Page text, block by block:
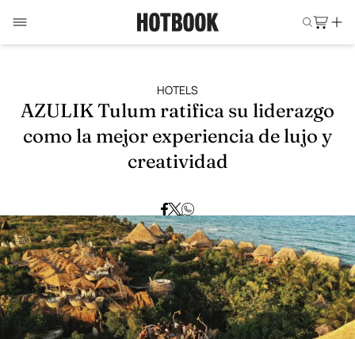
HOTELS
AZULIK Tulum ratifica su liderazgo
como la mejor experiencia de lujo y
creatividad